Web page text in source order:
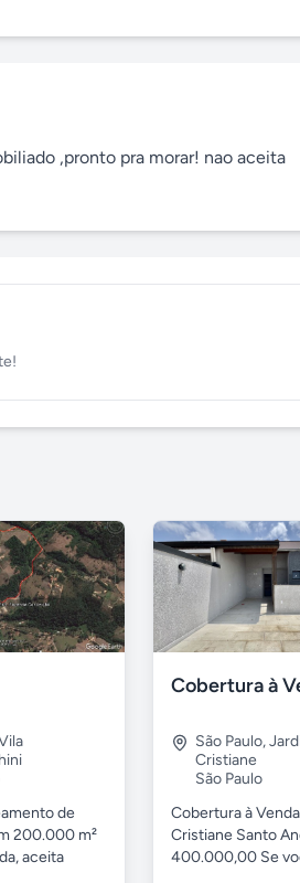
,pronto pra morar! nao aceita
de
200.000 m²
aceita
São Paulo,
Cristiane
São Paulo
Cobertura à
Cristiane Santo
400.000,00 Se